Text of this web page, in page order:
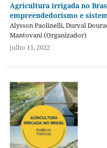
Agricultura irrigada no
empreendedorismo e
Alysson Paolinelli, Durval
Mantovani (Organizador)
julho 11, 2022